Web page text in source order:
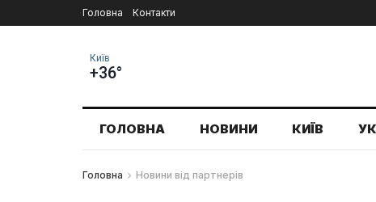
Головна Контакти
Київ
+36°
ГОЛОВНА НОВИНИ КИЇВ
Головна Новини від партнерів